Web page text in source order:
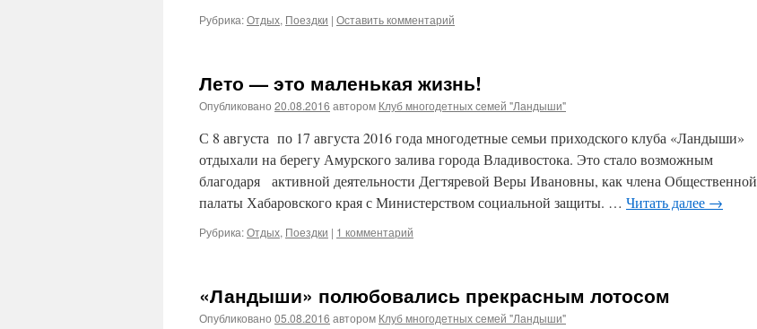
Рубрика:Отдых, Поездки | Оставить комментарий
Лето — это маленькая жизнь!
Опубликовано 20.08.2016 автором Клуб многодетных семей "Ландыши"
С 8 августа по 17 августа 2016 года многодетные семьи приходского клуба «Ландыши»
отдыхали на берегу Амурского залива города Владивостока. Это стало возможным
благодаря активной деятельности Дегтяревой Веры Ивановны, как члена Общественной
палаты Хабаровского края с Министерством социальной защиты. … Читать далее →
Рубрика:Отдых, Поездки | 1 комментарий
«Ландыши» полюбовались прекрасным лотосом
Опубликовано 05.08.2016 автором Клуб многодетных семей "Ландыши"